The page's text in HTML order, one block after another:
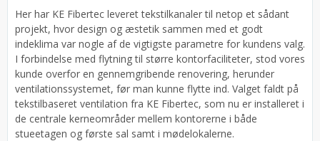
Her har KE Fibertec leveret tekstilkanaler til netop et sådant
projekt, hvor design og æstetik sammen med et godt
indeklima var nogle af de vigtigste parametre for kundens valg.
I forbindelse med flytning til større kontorfaciliteter, stod vores
kunde overfor en gennemgribende renovering, herunder
ventilationssystemet, før man kunne flytte ind. Valget faldt på
tekstilbaseret ventilation fra KE Fibertec, som nu er installeret i
de centrale kerneområder mellem kontorerne i både
stueetagen og første sal samt i mødelokalerne.